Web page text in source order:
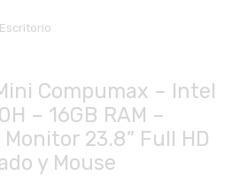
Escritorio
Compumax – Intel
– 16GB RAM –
Monitor 23.8” Full HD
y Mouse